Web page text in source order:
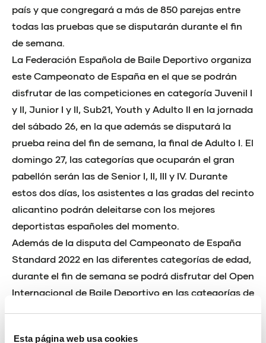
Esta página web usa cookies
país y que congregará a más de 850 parejas entre
todas las pruebas que se disputarán durante el fin
de semana.
La Federación Española de Baile Deportivo organiza
este Campeonato de España en el que se podrán
disfrutar de las competiciones en categoría Juvenil I
y II, Junior I y II, Sub21, Youth y Adulto II en la jornada
del sábado 26, en la que además se disputará la
prueba reina del fin de semana, la final de Adulto I. El
domingo 27, las categorías que ocuparán el gran
pabellón serán las de Senior I, II, III y IV. Durante
estos dos días, los asistentes a las gradas del recinto
alicantino podrán deleitarse con los mejores
deportistas españoles del momento.
Además de la disputa del Campeonato de España
Standard 2022 en las diferentes categorías de edad,
durante el fin de semana se podrá disfrutar del Open
Internacional de Baile Deportivo en las categorías de